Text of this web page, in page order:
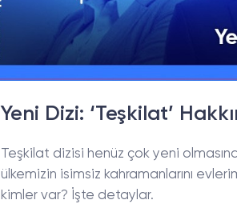
Yeni Dizi: ‘Teşkilat’
Teşkilat dizisi henüz çok yeni
ülkemizin isimsiz kahramanlarını
kimler var? İşte detaylar.